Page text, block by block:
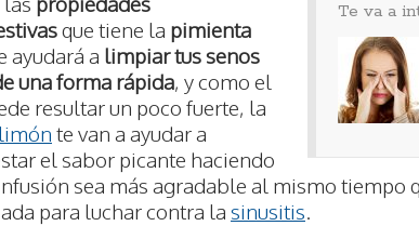
Te va a
que tiene la pimienta
ayudará a limpiar tus senos
una forma rápida, y como el
resultar un poco fuerte, la
limón te van a ayudar a
el sabor picante haciendo
sea más agradable al mismo tiempo
para luchar contra la sinusitis.